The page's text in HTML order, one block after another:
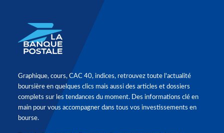
Graphique, cours, CAC 40, indices, retrouvez toute l'actualité
boursière en quelques clics mais aussi des articles et dossiers
complets sur les tendances du moment. Des informations clé en
main pour vous accompagner dans tous vos investissements en
bourse.